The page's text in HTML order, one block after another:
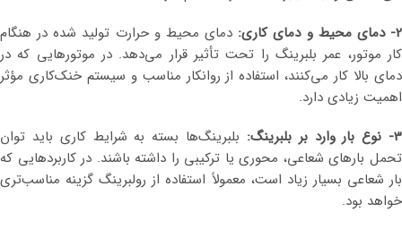
2- دمای محیط و دمای کاری:
دمای محیط و حرارت تولید شده در هنگام
کار موتور، عمر بلبرینگ را تحت تأثیر قرار می‌دهد. در موتورهایی که در
دمای بالا کار می‌کنند، استفاده از روانکار مناسب و سیستم خنک‌کاری مؤثر
اهمیت زیادی دارد.
3- نوع بار وارد بر بلبرینگ:
بلبرینگ‌ها بسته به شرایط کاری باید توان
تحمل بارهای شعاعی، محوری یا ترکیبی را داشته باشند. در کاربردهایی که
بار شعاعی بسیار زیاد است، معمولاً استفاده از رولبرینگ گزینه مناسب‌تری
خواهد بود.